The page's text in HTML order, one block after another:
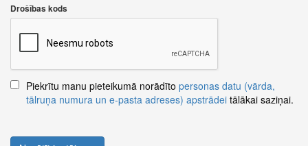
Drošības kods
Piekrītu manu pieteikumā norādīto personas datu (vārda,
tālruņa numura un e-pasta adreses) apstrādei tālākai saziņai.